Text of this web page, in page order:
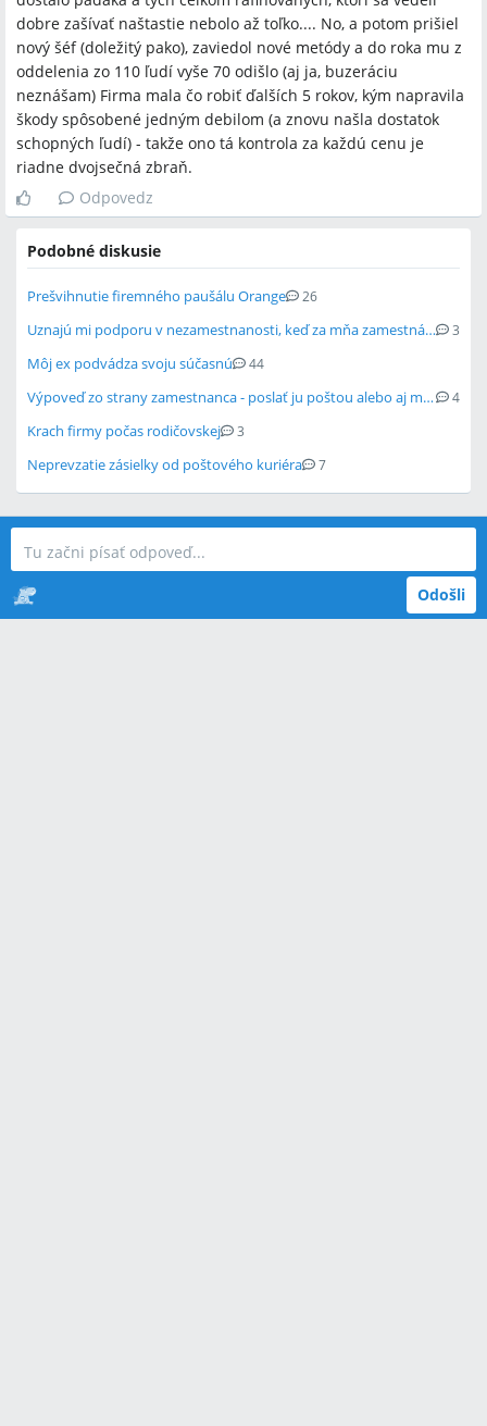
dobre zašívať naštastie nebolo až toľko.... No, a potom prišiel
nový šéf (doležitý pako), zaviedol nové metódy a do roka mu z
oddelenia zo 110 ľudí vyše 70 odišlo (aj ja, buzeráciu
neznášam) Firma mala čo robiť ďalších 5 rokov, kým napravila
škody spôsobené jedným debilom (a znovu našla dostatok
schopných ľudí) - takže ono tá kontrola za každú cenu je
riadne dvojsečná zbraň.
Odpovedz
Podobné diskusie
Prešvihnutie firemného paušálu Orange 26
Uznajú mi podporu v nezamestnanosti, keď za mňa zamestnávateľ pár mesiacov ne... 3
Môj ex podvádza svoju súčasnú 44
Výpoveď zo strany zamestnanca - poslať ju poštou alebo aj mailom? 4
Krach firmy počas rodičovskej 3
Neprevzatie zásielky od poštového kuriéra 7
Odošli